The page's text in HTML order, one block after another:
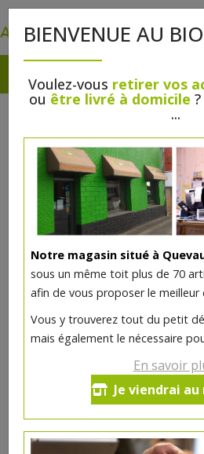
BIENVENUE AU
Voulez-vous retirer vos
ou être livré à domicile
...
Notre magasin situé à
sous un même toit plus de 70
afin de vous proposer le meilleur
Vous y trouverez tout du petit
mais également le nécessaire
En savoir
Je viendrai
Beurre salé 250g
Vandelannoitte